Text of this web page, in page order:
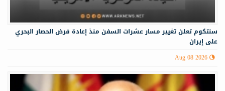
سنتكوم تعلن تغيير مسار عشرات السفن منذ إعادة فرض الحصار البحري
على إيران
Aug 08 2026